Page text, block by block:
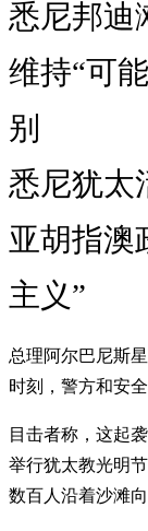
悉尼邦迪
维持“可
别
悉尼犹太
亚胡指澳
主义”
总理阿尔巴尼斯
时刻，警方和安
目击者称，这起
举行犹太教光明
数百人沿着沙滩